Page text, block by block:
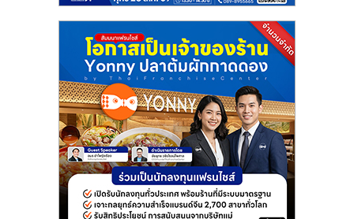
ปรึกษา
การ
ลงทุน
และ